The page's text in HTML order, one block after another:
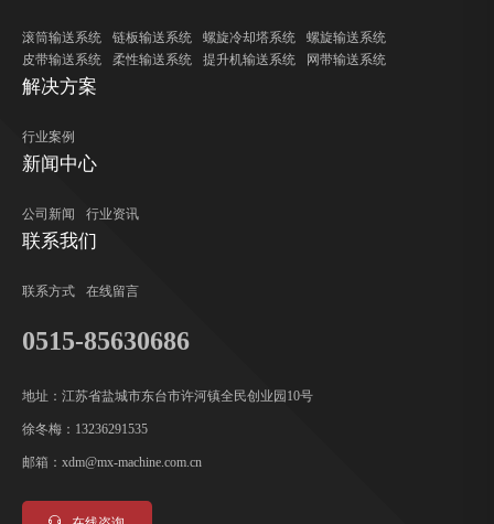
滚筒输送系统 链板输送系统 螺旋冷却塔系统
螺旋输送系统
皮带输送系统
柔性输送系统 提升机输送系统 网带输送系统
解决方案
行业案例
新闻中心
公司新闻 行业资讯
联系我们
联系方式 在线留言
0515-85630686
地址：江苏省盐城市东台市许河镇全民创业园10号
徐冬梅：13236291535
邮箱：xdm@mx-machine.com.cn